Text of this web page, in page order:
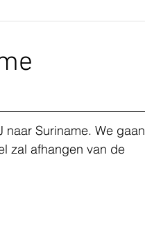
Suriname. We gaan
zal afhangen van de